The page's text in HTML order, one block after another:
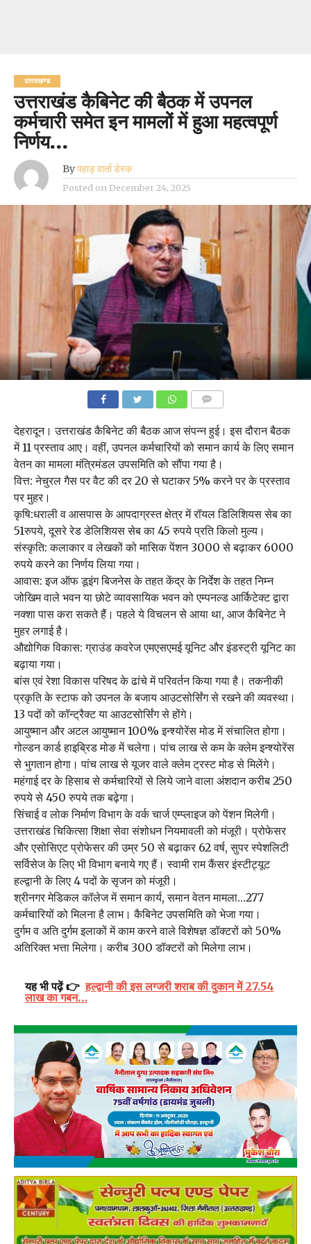
उत्तराखण्ड
उत्तराखंड कैबिनेट की बैठक में उपनल
कर्मचारी समेत इन मामलों में हुआ महत्वपूर्ण
निर्णय…
Byपहाड़ वार्ता डेस्क
Posted on December 24, 2025
देहरादून। उत्तराखंड कैबिनेट की बैठक आज संपन्न हुई। इस दौरान बैठक
में 11 प्रस्ताव आए। वहीं, उपनल कर्मचारियों को समान कार्य के लिए समान
वेतन का मामला मंत्रिमंडल उपसमिति को सौंपा गया है।
वित्त: नेचुरल गैस पर वैट की दर 20 से घटाकर 5% करने पर के प्रस्ताव
पर मुहर।
कृषि:धराली व आसपास के आपदाग्रस्त क्षेत्र में रॉयल डिलिशियस सेब का
51रुपये, दूसरे रेड डेलिशियस सेब का 45 रुपये प्रति किलो मुल्य।
संस्कृति: कलाकार व लेखकों को मासिक पेंशन 3000 से बढ़ाकर 6000
रुपये करने का निर्णय लिया गया।
आवास: इज ऑफ डूइंग बिजनेस के तहत केंद्र के निर्देश के तहत निम्न
जोखिम वाले भवन या छोटे व्यावसायिक भवन को एम्पनल्ड आर्किटेक्ट द्वारा
नक्शा पास करा सकते हैं। पहले ये विचलन से आया था, आज कैबिनेट ने
मुहर लगाई है।
औद्योगिक विकास: ग्राउंड कवरेज एमएसएमई यूनिट और इंडस्ट्री यूनिट का
बढ़ाया गया।
बांस एवं रेशा विकास परिषद के ढांचे में परिवर्तन किया गया है। तकनीकी
प्रकृति के स्टाफ को उपनल के बजाय आउटसोर्सिंग से रखने की व्यवस्था।
13 पदों को कॉन्ट्रैक्ट या आउटसोर्सिंग से होंगे।
आयुष्मान और अटल आयुष्मान 100% इन्श्योरेंस मोड में संचालित होगा।
गोल्डन कार्ड हाइब्रिड मोङ में चलेगा। पांच लाख से कम के क्लेम इन्श्योरेंस
से भुगतान होगा। पांच लाख से यूजर वाले क्लेम ट्रस्ट मोड से मिलेंगे।
महंगाई दर के हिसाब से कर्मचारियों से लिये जाने वाला अंशदान करीब 250
रुपये से 450 रुपये तक बढ़ेगा।
सिंचाई व लोक निर्माण विभाग के वर्क चार्ज एम्प्लाइज को पेंशन मिलेगी।
उत्तराखंड चिकित्सा शिक्षा सेवा संशोधन नियमावली को मंजूरी। प्रोफेसर
और एसोसिएट प्रोफेसर की उम्र 50 से बढ़ाकर 62 वर्ष, सुपर स्पेशलिटी
सर्विसेज के लिए भी विभाग बनाये गए हैं। स्वामी राम कैंसर इंस्टीट्यूट
हल्द्वानी के लिए 4 पदों के सृजन को मंजूरी।
श्रीनगर मेडिकल कॉलेज में समान कार्य, समान वेतन मामला…277
कर्मचारियों को मिलना है लाभ। कैबिनेट उपसमिति को भेजा गया।
दुर्गम व अति दुर्गम इलाकों में काम करने वाले विशेषज्ञ डॉक्टरों को 50%
अतिरिक्त भत्ता मिलेगा। करीब 300 डॉक्टरों को मिलेगा लाभ।
यह भी पढ़ें 👉 हल्द्वानी की इस लग्जरी शराब की दुकान में 27.54
लाख का गबन…